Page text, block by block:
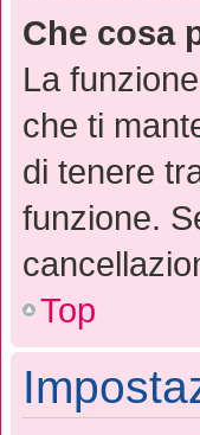
Che cosa
La
che ti
di tenere
funzione.
Top